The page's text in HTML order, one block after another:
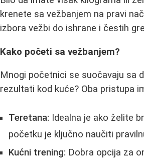
krenete sa vežbanjem na pravi
izbora vežbi do ishrane i čestih
Kako početi sa vežbanjem?
Mnogi početnici se suočavaju sa
rezultati kod kuće? Oba pristupa
Teretana: Idealna je ako želite
početku je ključno naučiti
Kućni trening: Dobra opcija za